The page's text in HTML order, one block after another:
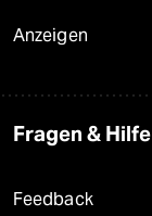
Anzeigen
Fragen & Hilfe
Feedback